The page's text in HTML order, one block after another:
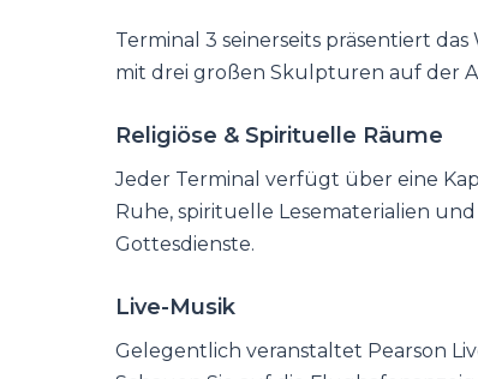
Terminal 3 seinerseits präsentiert
mit drei großen Skulpturen auf der
Religiöse & Spirituelle Räume
Jeder Terminal verfügt über eine
Ruhe, spirituelle Lesematerialien
Gottesdienste.
Live-Musik
Gelegentlich veranstaltet Pearson